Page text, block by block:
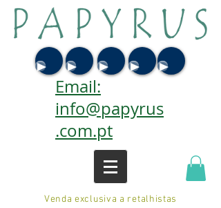
Email:
info@papyrus
.com.pt
Venda exclusiva a retalhistas